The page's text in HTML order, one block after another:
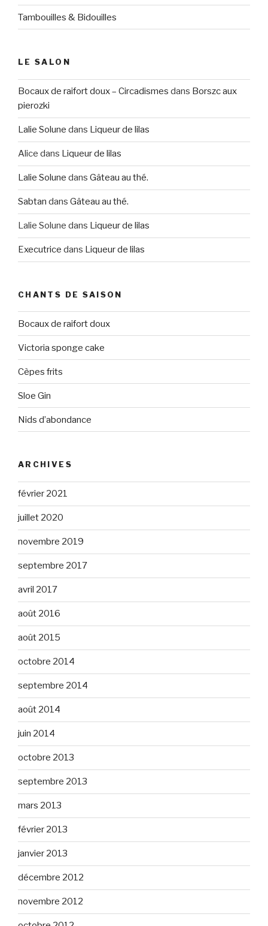
Tambouilles & Bidouilles
LE SALON
Bocaux de raifort doux – Circadismes dans Borszc aux
pierozki
Lalie Solune dans Liqueur de lilas
Alice dans Liqueur de lilas
Lalie Solune dans Gâteau au thé.
Sabtan dans Gâteau au thé.
Lalie Solune dans Liqueur de lilas
Executrice dans Liqueur de lilas
CHANTS DE SAISON
Bocaux de raifort doux
Victoria sponge cake
Cèpes frits
Sloe Gin
Nids d’abondance
ARCHIVES
février 2021
juillet 2020
novembre 2019
septembre 2017
avril 2017
août 2016
août 2015
octobre 2014
septembre 2014
août 2014
juin 2014
octobre 2013
septembre 2013
mars 2013
février 2013
janvier 2013
décembre 2012
novembre 2012